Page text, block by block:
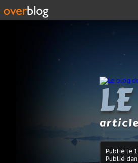
Publié le
Publié